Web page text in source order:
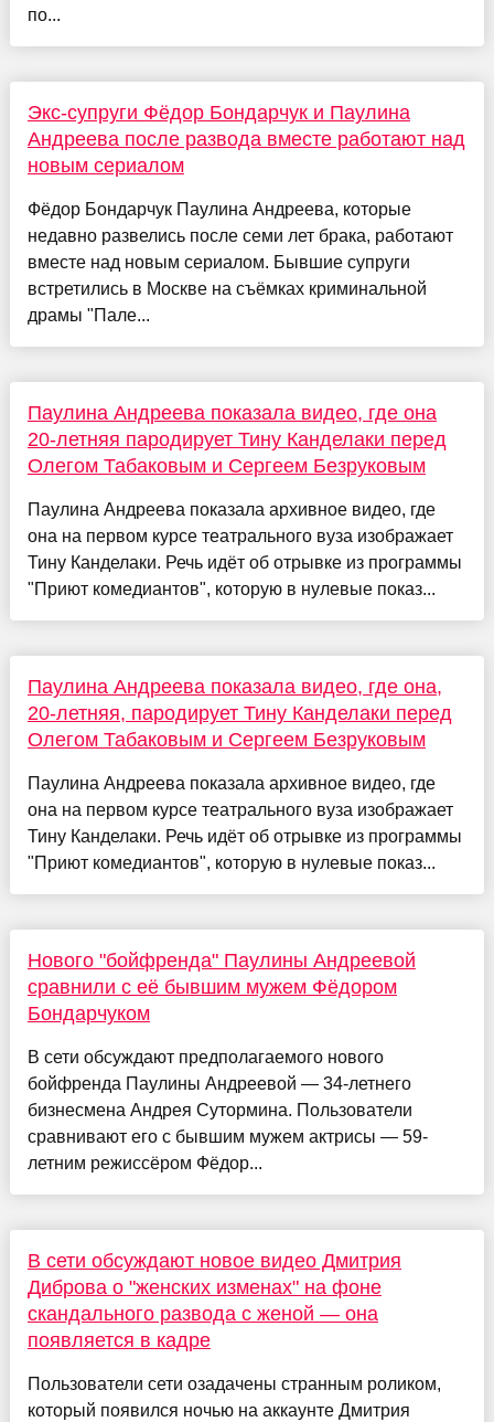
по...
Экс-супруги Фёдор Бондарчук и Паулина
Андреева после развода вместе работают над
новым сериалом
Фёдор Бондарчук Паулина Андреева, которые
недавно развелись после семи лет брака, работают
вместе над новым сериалом. Бывшие супруги
встретились в Москве на съёмках криминальной
драмы "Пале...
Паулина Андреева показала видео, где она
20-летняя пародирует Тину Канделаки перед
Олегом Табаковым и Сергеем Безруковым
Паулина Андреева показала архивное видео, где
она на первом курсе театрального вуза изображает
Тину Канделаки. Речь идёт об отрывке из программы
"Приют комедиантов", которую в нулевые показ...
Паулина Андреева показала видео, где она,
20-летняя, пародирует Тину Канделаки перед
Олегом Табаковым и Сергеем Безруковым
Паулина Андреева показала архивное видео, где
она на первом курсе театрального вуза изображает
Тину Канделаки. Речь идёт об отрывке из программы
"Приют комедиантов", которую в нулевые показ...
Нового "бойфренда" Паулины Андреевой
сравнили с её бывшим мужем Фёдором
Бондарчуком
В сети обсуждают предполагаемого нового
бойфренда Паулины Андреевой — 34-летнего
бизнесмена Андрея Сутормина. Пользователи
сравнивают его с бывшим мужем актрисы — 59-
летним режиссёром Фёдор...
В сети обсуждают новое видео Дмитрия
Диброва о "женских изменах" на фоне
скандального развода с женой — она
появляется в кадре
Пользователи сети озадачены странным роликом,
который появился ночью на аккаунте Дмитрия